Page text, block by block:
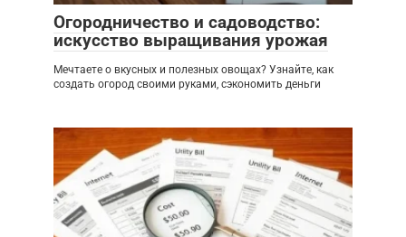
Огородничество и садоводство:
искусство выращивания урожая
Мечтаете о вкусных и полезных овощах? Узнайте, как
создать огород своими руками, сэкономить деньги